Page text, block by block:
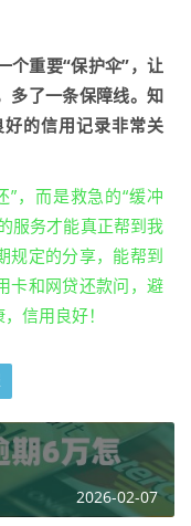
个重要“保护伞”，让
多了一条保障线。知
的信用记录非常关
，而是救急的“缓冲
服务才能真正帮到我
规定的分享，能帮到
卡和网贷还款问，避
信用良好！
2026-02-07